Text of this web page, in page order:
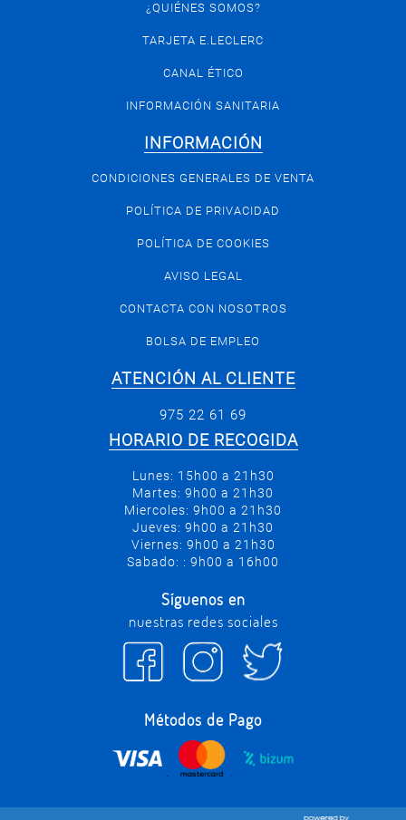
¿QUIÉNES SOMOS?
TARJETA E.LECLERC
CANAL ÉTICO
INFORMACIÓN SANITARIA
INFORMACIÓN
CONDICIONES GENERALES DE VENTA
POLÍTICA DE PRIVACIDAD
POLÍTICA DE COOKIES
AVISO LEGAL
CONTACTA CON NOSOTROS
BOLSA DE EMPLEO
ATENCIÓN AL CLIENTE
975 22 61 69
HORARIO DE RECOGIDA
Lunes: 15h00 a 21h30
Martes: 9h00 a 21h30
Miercoles: 9h00 a 21h30
Jueves: 9h00 a 21h30
Viernes: 9h00 a 21h30
Sabado: : 9h00 a 16h00
Síguenos en
nuestras redes sociales
Métodos de Pago
. .